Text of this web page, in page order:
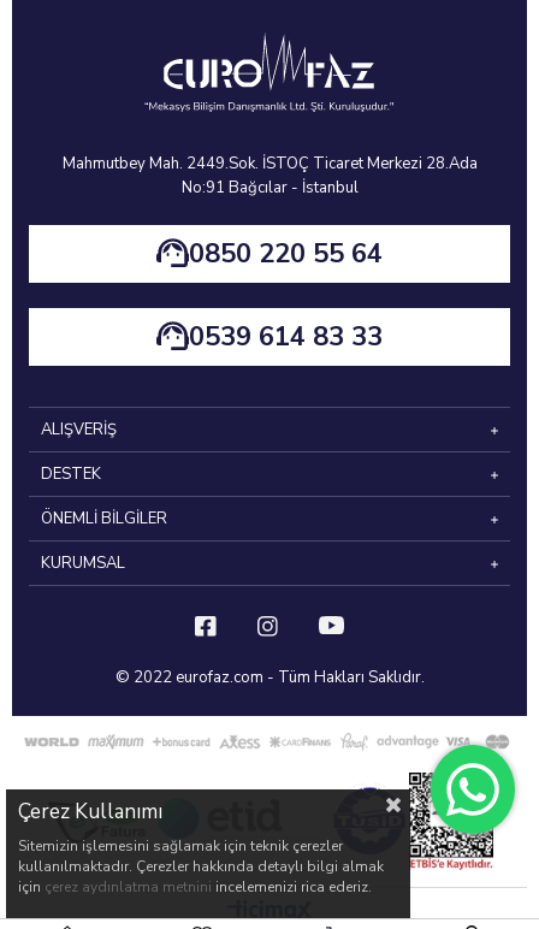
Mahmutbey Mah. 2449.Sok. İSTOÇ Ticaret Merkezi 28.Ada
No:91 Bağcılar - İstanbul
0850 220 55 64
0539 614 83 33
ALIŞVERİŞ
DESTEK
ÖNEMLİ BİLGİLER
KURUMSAL
© 2022 eurofaz.com - Tüm Hakları Saklıdır.
Çerez Kullanımı
Sitemizin işlemesini sağlamak için teknik çerezler
kullanılmaktadır. Çerezler hakkında detaylı bilgi almak
için çerez aydınlatma metnini incelemenizi rica ederiz.